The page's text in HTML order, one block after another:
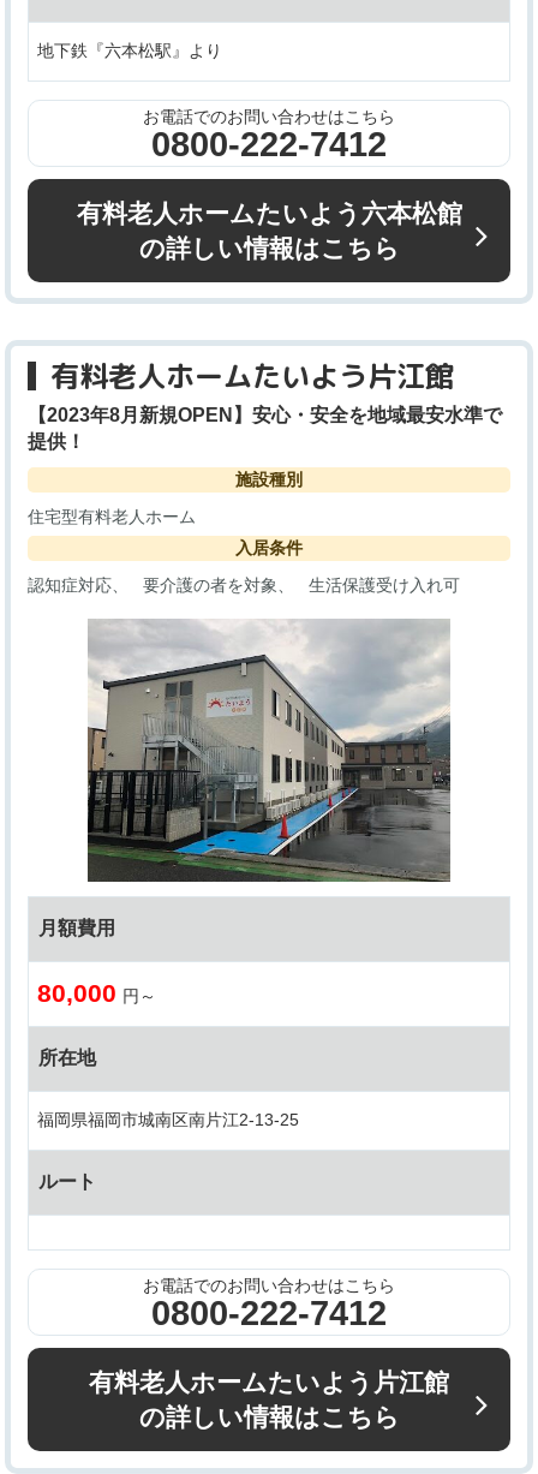
地下鉄『六本松駅』より
お電話でのお問い合わせはこちら
0800-222-7412
有料老人ホームたいよう六本松館
の詳しい情報はこちら
有料老人ホームたいよう片江館
【2023年8月新規OPEN】安心・安全を地域最安水準で
提供！
施設種別
住宅型有料老人ホーム
入居条件
認知症対応
要介護の者を対象 生活保護受け入れ可
月額費用
80,000 円～
所在地
福岡県福岡市城南区南片江2-13-25
ルート
お電話でのお問い合わせはこちら
0800-222-7412
有料老人ホームたいよう片江館
の詳しい情報はこちら